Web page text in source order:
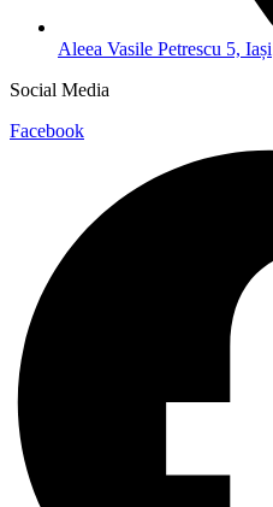
Aleea Vasile Petrescu 5, Iași
Social Media
Facebook